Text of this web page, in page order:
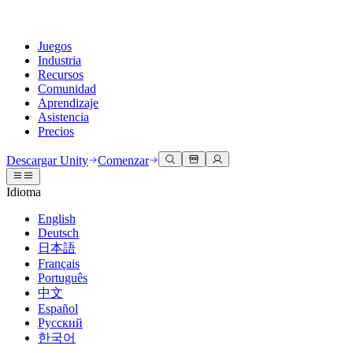
Juegos
Industria
Recursos
Comunidad
Aprendizaje
Asistencia
Precios
Motor de Unity
Crea juegos 2D y 3D para cualquier plataforma
Colaboración
Colabora e itera rápidamente con tu equipo
Descargar Unity
Planes y precios
Implementar
Multiplataforma
Colaboración 3D
Construye y revisa proyectos 3D en tiempo real
Capacitación envolvente
Capacitación en entornos envolventes
Experiencias del cliente
Crea experiencias interactivas en 3D
Industrias
Fabricación
Documentación
Herramientas para desarrolladores
Versiones de lanzamiento y rastreador de problemas
Hoja de ruta
Revisar características próximas
Glosario
Discusiones
Eventos
Eventos globales y locales
Historias de la comunidad
Hecho con Unity
Presentando a los creadores de Unity
Unity Learn
Domina las habilidades de Unity de forma gratuita
Capacitación profesional
Mejora tu equipo con entrenadores de Unity
¿No tienes experiencia con Unity?
Primeros pasos
Pon en marcha tu aprendizaje
Rutas esenciales de Unity
Obtener ayuda
Ayudándote a tener éxito con Unity
Planes de éxito
Alcanza tus metas más rápido con soporte experto
PREGUNTAS FRECUENTES
Respuestas a preguntas comunes
Contáctanos
Conéctate con nuestro equipo
Descargar Unity Comenzar
Idioma
English
Deutsch
日本語
Français
Português
中文
Español
Русский
한국어